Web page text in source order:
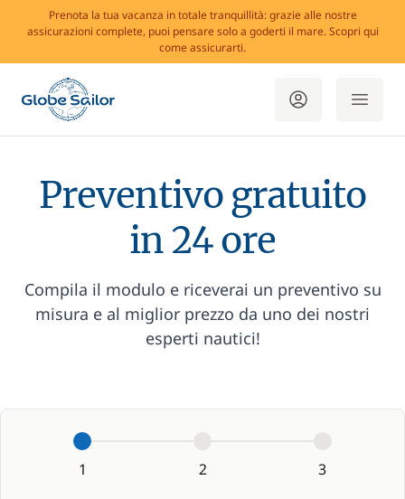
Prenota la tua vacanza in totale tranquillità: grazie alle nostre
assicurazioni complete, puoi pensare solo a goderti il mare. Scopri qui
come assicurarti.
Preventivo gratuito
in 24 ore
Compila il modulo e riceverai un preventivo su
misura e al miglior prezzo da uno dei nostri
esperti nautici!
1 2 3